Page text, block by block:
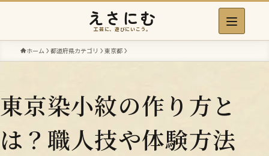
えさにむ
工芸に、遊びにいこう。
ホーム 都道府県カテゴリ 東京都
東京染小紋の作り方と
は？職人技や体験方法